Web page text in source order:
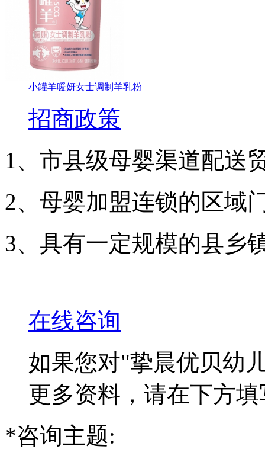
小罐羊暖妍女士调制羊乳粉
招商政策
1、市县级母婴渠道配送
2、母婴加盟连锁的区域
3、具有一定规模的县乡
在线咨询
如果您对"挚晨优贝幼
更多资料，请在下方
*咨询主题: